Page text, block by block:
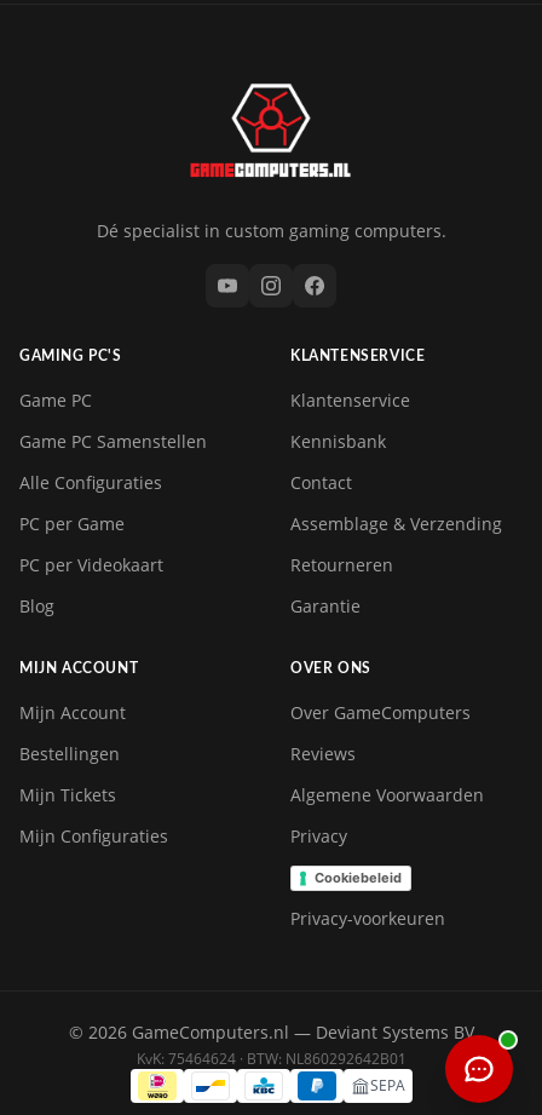
Dé specialist in custom gaming computers.
GAMING PC'S
Game PC
Game PC Samenstellen
Alle Configuraties
PC per Game
PC per Videokaart
Blog
KLANTENSERVICE
Klantenservice
Kennisbank
Contact
Assemblage & Verzending
Retourneren
Garantie
MIJN ACCOUNT
Mijn Account
Bestellingen
Mijn Tickets
Mijn Configuraties
OVER ONS
Over GameComputers
Reviews
Algemene Voorwaarden
Privacy
Cookiebeleid
Privacy-voorkeuren
© 2026 GameComputers.nl — Deviant Systems BV
KvK: 75464624 · BTW: NL860292642B01
SEPA